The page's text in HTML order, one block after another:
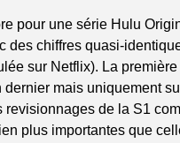
pour une série Hulu
des chiffres quasi-
sur Netflix). La première
dernier mais uniquement
revisionnages de la S1
plus importantes que